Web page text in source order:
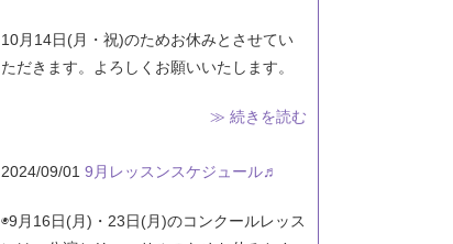
10月14日(月・祝)のためお休みとさせてい
ただきます。よろしくお願いいたします。
≫ 続きを読む
2024/09/01 9月レッスンスケジュール♬
◉9月16日(月)・23日(月)のコンクールレッス